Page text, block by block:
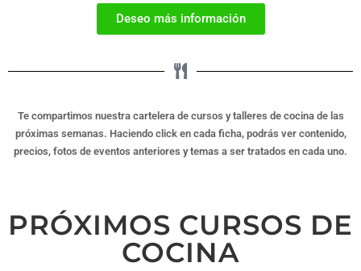
Deseo más información
Te compartimos nuestra cartelera de cursos y talleres de cocina de las
próximas semanas. Haciendo click en cada ficha, podrás ver contenido,
precios, fotos de eventos anteriores y temas a ser tratados en cada uno.
PRÓXIMOS CURSOS DE
COCINA